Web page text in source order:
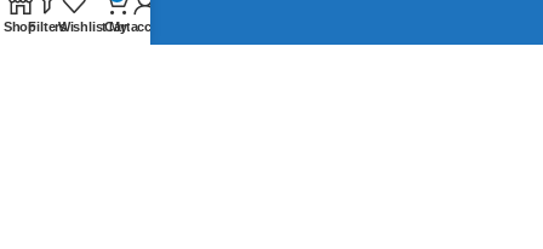
ShopFiltersWishlistCart
My account